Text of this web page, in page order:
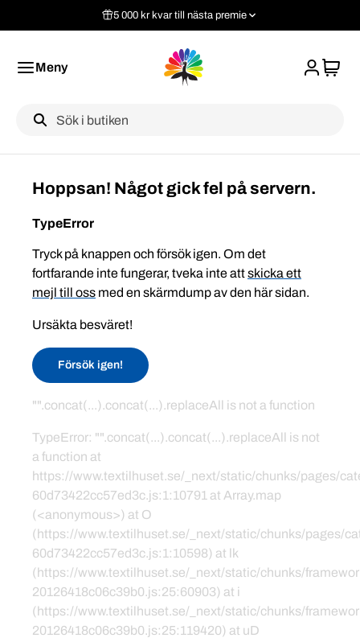
5 000 kr kvar till nästa premie
Meny
Label
Hoppsan! Något gick fel på servern.
TypeError
Tryck på knappen och försök igen. Om det
fortfarande inte fungerar, tveka inte attskicka ett
mejl till oss med en skärmdump av den här sidan.
Ursäkta besväret!
Försök igen!
"".concat(...).concat(...).replaceAll is not a function
TypeError: "".concat(...).concat(...).replaceAll is not
a function at
https://www.textilhuset.se/_next/static/chunks/pages/
60d73422cc57ed3c.js:1:10791 at Array.map
(<anonymous>) at O
(https://www.textilhuset.se/_next/static/chunks/pages/
60d73422cc57ed3c.js:1:10598) at lk
(https://www.textilhuset.se/_next/static/chunks/
20126418c06c39b0.js:25:60903) at i
(https://www.textilhuset.se/_next/static/chunks/
20126418c06c39b0.js:25:119420) at uD